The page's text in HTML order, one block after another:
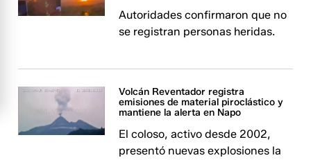
Autoridades confirmaron que no
se registran personas heridas.
Volcán Reventador registra
emisiones de material piroclástico y
mantiene la alerta en Napo
El coloso, activo desde 2002,
presentó nuevas explosiones la